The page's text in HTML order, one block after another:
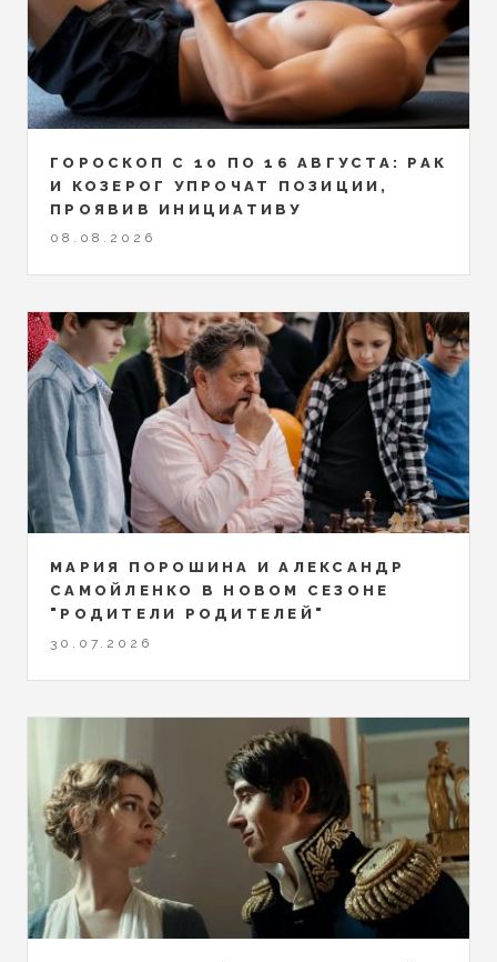
ГОРОСКОП С 10 ПО 16 АВГУСТА: РАК
И КОЗЕРОГ УПРОЧАТ ПОЗИЦИИ,
ПРОЯВИВ ИНИЦИАТИВУ
08.08.2026
МАРИЯ ПОРОШИНА И АЛЕКСАНДР
САМОЙЛЕНКО В НОВОМ СЕЗОНЕ
"РОДИТЕЛИ РОДИТЕЛЕЙ"
30.07.2026